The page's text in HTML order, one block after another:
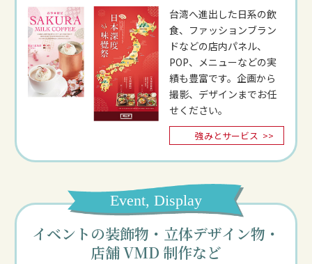
台湾へ進出した日系の飲
食、ファッションブラン
ドなどの店内パネル、
POP、メニューなどの実
績も豊富です。企画から
撮影、デザインまでお任
せください。
強みとサービス >>
Event, Display
イベントの装飾物・立体デザイン物・
店舗 VMD 制作など